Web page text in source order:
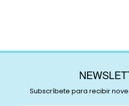
Subscríbete para recibir